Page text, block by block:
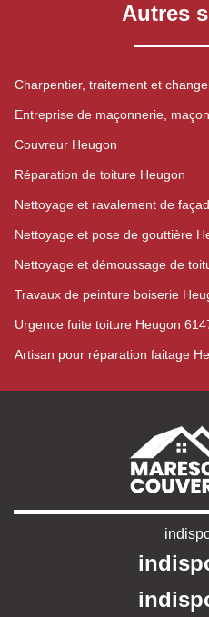
Autres
Charpentier, traitement et
Entreprise de maçonnerie,
Couvreur Heugon
Réparation de toiture Heugon
Nettoyage et ravalement de
Nettoyage et pose de gouttière
Nettoyage et démoussage de
Travaux de peinture boiserie
Urgence fuite toiture Heugon
Artisan pour réparation faitage